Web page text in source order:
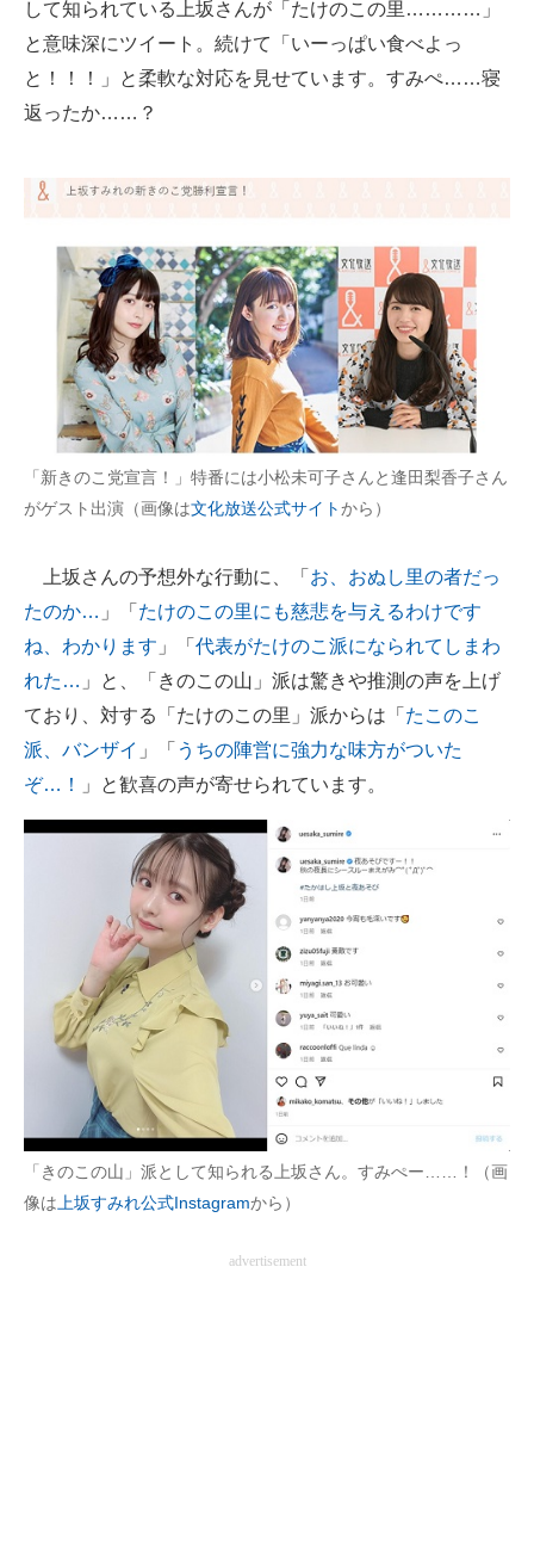
して知られている上坂さんが「たけのこの里…………」
と意味深にツイート。続けて「いーっぱい食べよっ
と！！！」と柔軟な対応を見せています。すみぺ……寝
返ったか……？
「新きのこ党宣言！」特番には小松未可子さんと逢田梨香子さん
がゲスト出演（画像は文化放送公式サイトから）
上坂さんの予想外な行動に、「 お、おぬし里の者だっ
たのか… 」「 たけのこの里にも慈悲を与えるわけです
ね、わかります 」「 代表がたけのこ派になられてしまわ
れた… 」と、「きのこの山」派は驚きや推測の声を上げ
ており、対する「たけのこの里」派からは「 たこのこ
派、バンザイ 」「 うちの陣営に強力な味方がついた
ぞ…！
」と歓喜の声が寄せられています。
「きのこの山」派として知られる上坂さん。すみぺー……！（画
像は上坂すみれ公式Instagramから）
advertisement